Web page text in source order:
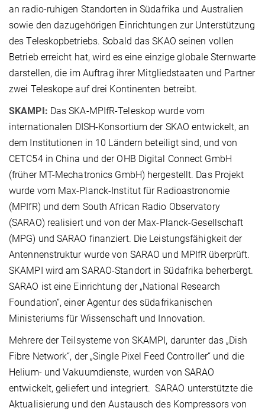
an radio-ruhigen Standorten in Südafrika und Australien
sowie den dazugehörigen Einrichtungen zur Unterstützung
des Teleskopbetriebs. Sobald das SKAO seinen vollen
Betrieb erreicht hat, wird es eine einzige globale Sternwarte
darstellen, die im Auftrag ihrer Mitgliedstaaten und Partner
zwei Teleskope auf drei Kontinenten betreibt.
SKAMPI: Das SKA-MPIfR-Teleskop wurde vom
internationalen DISH-Konsortium der SKAO entwickelt, an
dem Institutionen in 10 Ländern beteiligt sind, und von
CETC54 in China und der OHB Digital Connect GmbH
(früher MT-Mechatronics GmbH) hergestellt. Das Projekt
wurde vom Max-Planck-Institut für Radioastronomie
(MPIfR) und dem South African Radio Observatory
(SARAO) realisiert und von der Max-Planck-Gesellschaft
(MPG) und SARAO finanziert. Die Leistungsfähigkeit der
Antennenstruktur wurde von SARAO und MPIfR überprüft.
SKAMPI wird am SARAO-Standort in Südafrika beherbergt.
SARAO ist eine Einrichtung der „National Research
Foundation“, einer Agentur des südafrikanischen
Ministeriums für Wissenschaft und Innovation.
Mehrere der Teilsysteme von SKAMPI, darunter das „Dish
Fibre Network“, der „Single Pixel Feed Controller“ und die
Helium- und Vakuumdienste, wurden von SARAO
entwickelt, geliefert und integriert. SARAO unterstützte die
Aktualisierung und den Austausch des Kompressors von